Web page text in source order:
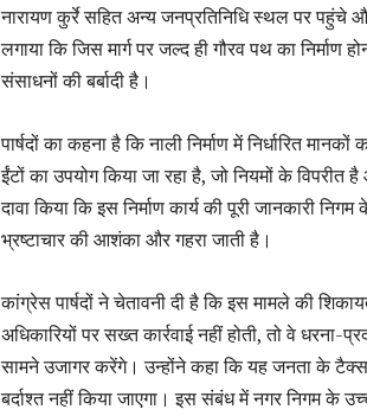
नारायण कुर्रे सहित अन्य जनप्रतिनिधि स्थल पर पहुंचे और
लगाया कि जिस मार्ग पर जल्द ही गौरव पथ का निर्माण
संसाधनों की बर्बादी है।
पार्षदों का कहना है कि नाली निर्माण में निर्धारित
ईंटों का उपयोग किया जा रहा है, जो नियमों के
दावा किया कि इस निर्माण कार्य की पूरी जानकारी
भ्रष्टाचार की आशंका और गहरा जाती है।
कांग्रेस पार्षदों ने चेतावनी दी है कि इस मामले की
अधिकारियों पर सख्त कार्रवाई नहीं होती, तो वे धरना-
सामने उजागर करेंगे। उन्होंने कहा कि यह जनता के
बर्दाश्त नहीं किया जाएगा। इस संबंध में नगर निगम के